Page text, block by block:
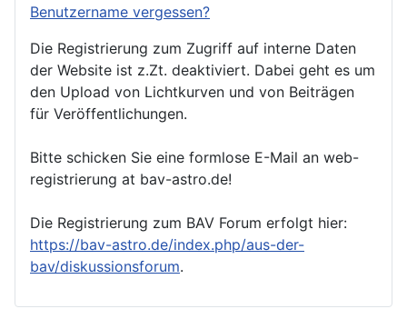
Benutzername vergessen?
Die Registrierung zum Zugriff auf interne Daten
der Website ist z.Zt. deaktiviert. Dabei geht es um
den Upload von Lichtkurven und von Beiträgen
für Veröffentlichungen.
Bitte schicken Sie eine formlose E-Mail an web-
registrierung at bav-astro.de!
Die Registrierung zum BAV Forum erfolgt hier:
https://bav-astro.de/index.php/aus-der-
bav/diskussionsforum.